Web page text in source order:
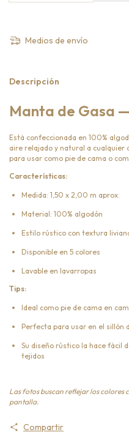
Medios de envío
Descripción
Manta de Gasa
Está confeccionada en 100%
aire relajado y natural a cualquier
para usar como pie de cama o
Características:
Medida: 1,50 x 2,00 m aprox.
Material: 100% algodón
Estilo rústico con textura
Disponible en 5 colores
Lavable en lavarropas
Tips:
Ideal como pie de cama en
Perfecta para usar en el sillón
Su diseño rústico la hace fácil
tejidos
Las fotos buscan reflejar los colores
pantalla.
Compartir